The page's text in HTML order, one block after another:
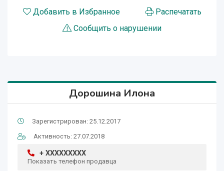
Добавить в Избранное
Распечатать
Сообщить о нарушении
Дорошина Илона
Зарегистрирован: 25.12.2017
Активность: 27.07.2018
+ XXXXXXXXX
Показать телефон продавца